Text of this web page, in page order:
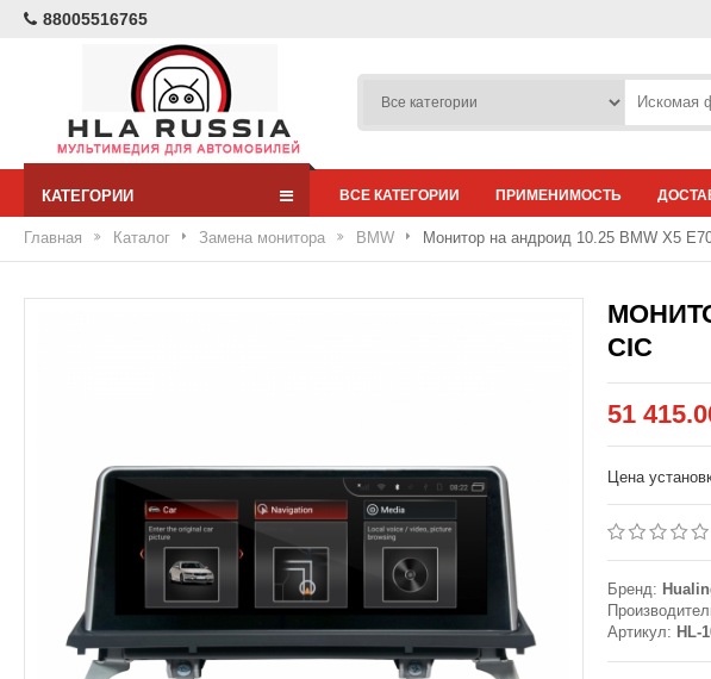
88005516765
КАТЕГОРИИ ВСЕ КАТЕГОРИИ ПРИМЕНИМОСТЬ
Главная Каталог Замена монитора BMW Монитор на андроид 10.25 BMW X5
CIC
51
Цена
Бренд:
Артикул: HL-